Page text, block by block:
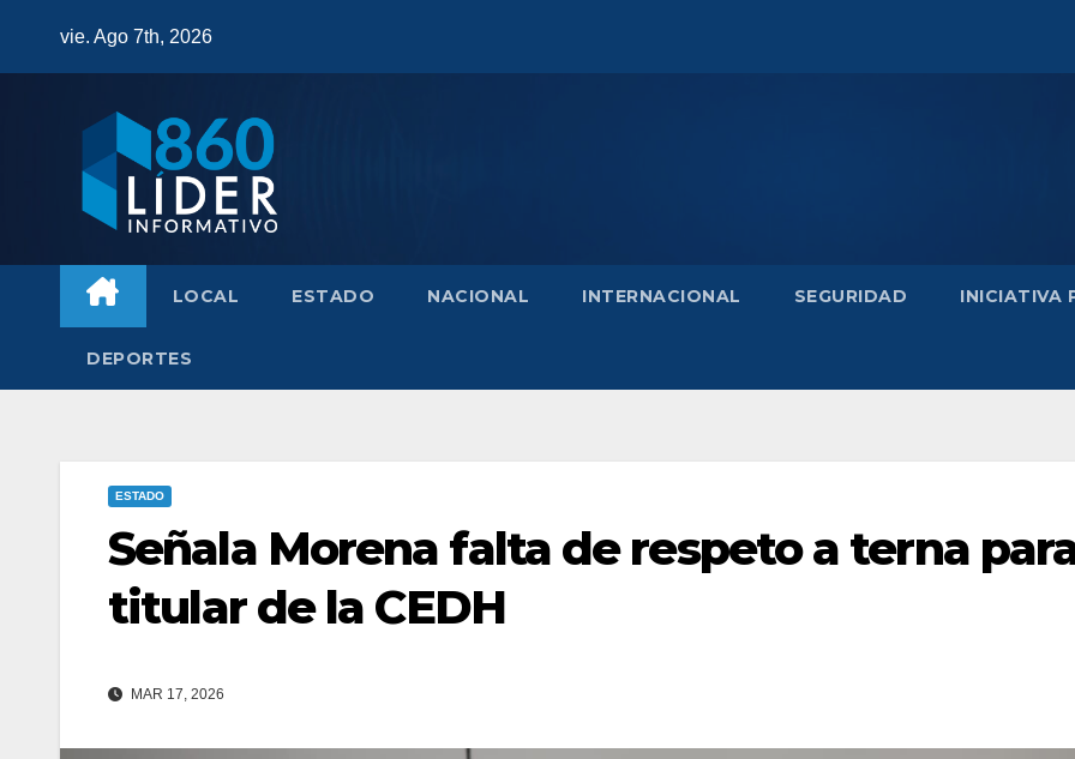
vie. Ago 7th, 2026
LOCAL ESTADO NACIONAL INTERNACIONAL SEGURIDAD INICIATIVA
DEPORTES
ESTADO
Señala Morena falta de respeto a terna
titular de la CEDH
MAR 17, 2026